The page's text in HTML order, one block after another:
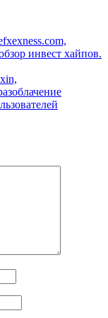
инвест хайпов.